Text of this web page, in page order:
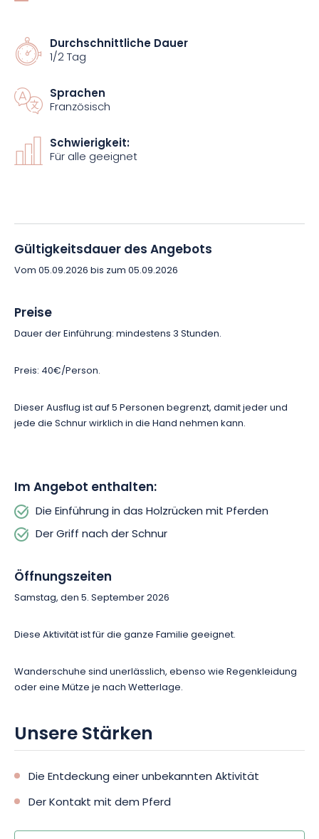
Stéphane erwartet Sie, um sein Wissen mit Ihnen zu teilen.
und pädagogisch wertvollen Ausflug!
Durchschnittliche Dauer
1/2 Tag
Sprachen
Französisch
Schwierigkeit:
Für alle geeignet
Gültigkeitsdauer des Angebots
Vom 05.09.2026 bis zum 05.09.2026
Preise
Dauer der Einführung:mindestens 3 Stunden.
Preis: 40€/Person.
Dieser Ausflug ist auf 5 Personen begrenzt, damit jeder und
jede die Schnur wirklich in die Hand nehmen kann.
Im Angebot enthalten:
Die Einführung in das Holzrücken mit Pferden
Der Griff nach der Schnur
Öffnungszeiten
Samstag, den 5. September 2026
Diese Aktivität ist für die ganze Familie geeignet.
Wanderschuhe sind unerlässlich, ebenso wie Regenkleidung
oder eine Mütze je nach Wetterlage.
Unsere Stärken
Die Entdeckung einer unbekannten Aktivität
Der Kontakt mit dem Pferd